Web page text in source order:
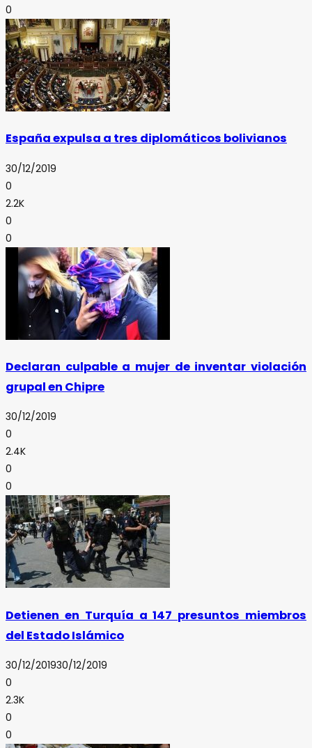
0
España expulsa a tres diplomáticos bolivianos
30/12/2019
0
2.2K
0
0
Declaran culpable a mujer de inventar violación
grupal en Chipre
30/12/2019
0
2.4K
0
0
Detienen en Turquía a 147 presuntos miembros
del Estado Islámico
30/12/201930/12/2019
0
2.3K
0
0